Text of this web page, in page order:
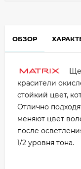
ОБЗОР
красители
стойкий цвет,
Отлично
меняют цвет
после
1/2 уровня тона.